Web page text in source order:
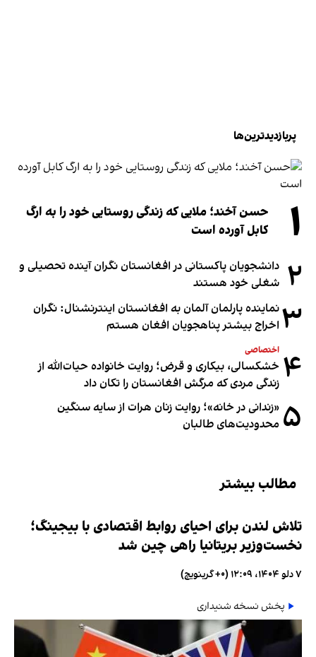
پربازدیدترین‌ها
۱
حسن آخند؛ ملایی که زندگی روستایی خود را به ارگ
کابل آورده است
۲ دانشجویان پاکستانی در افغانستان نگران آینده تحصیلی و
شغلی خود هستند
۳نماینده پارلمان آلمان به افغانستان اینترنشنال: نگران
اخراج بیشتر پناهجویان افغان هستم
۴ اختصاصی
خشکسالی، بیکاری و قرض؛ روایت خانواده حیات‌الله از
زندگی مردی که مرگش افغانستان را تکان داد
۵ «زندانی در خانه»؛ روایت زنان هرات از سایه سنگین
محدودیت‌های طالبان
مطالب بیشتر
تلاش لندن برای احیای روابط اقتصادی با بیجینگ؛
نخست‌وزیر بریتانیا راهی چین شد
۷ دلو ۱۴۰۴، ۱۲:۰۹ (‎+۰ گرینویچ)
پخش نسخه شنیداری